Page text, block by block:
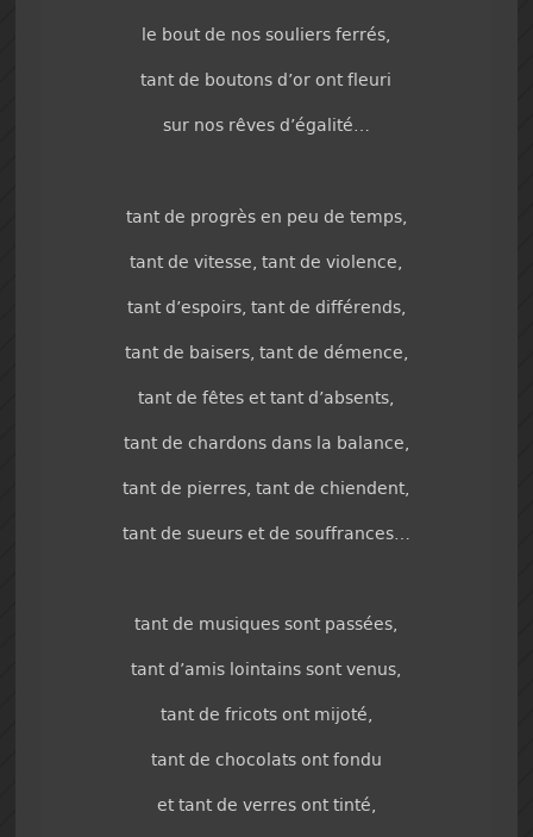
le bout de nos souliers ferrés,
tant de boutons d’or ont fleuri
sur nos rêves d’égalité…
tant de progrès en peu de temps,
tant de vitesse, tant de violence,
tant d’espoirs, tant de différends,
tant de baisers, tant de démence,
tant de fêtes et tant d’absents,
tant de chardons dans la balance,
tant de pierres, tant de chiendent,
tant de sueurs et de souffrances…
tant de musiques sont passées,
tant d’amis lointains sont venus,
tant de fricots ont mijoté,
tant de chocolats ont fondu
et tant de verres ont tinté,